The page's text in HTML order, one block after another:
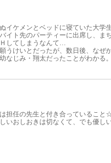
イケメンとベッドに寝ていた大学
イト先のパーティーに出席し、ま
してしまうなんて…
うけいとだったが、数日後、な
なじみ・翔太だったことがわかる。
担任の先生と付き合っていること
いおしおきは切なくて、でも優し